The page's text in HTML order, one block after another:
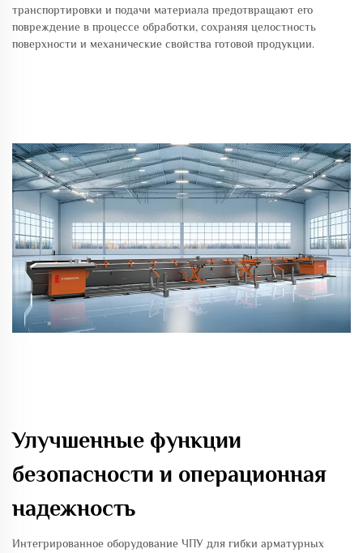
транспортировки и подачи материала предотвращают его
повреждение в процессе обработки, сохраняя целостность
поверхности и механические свойства готовой продукции.
Улучшенные функции
безопасности и операционная
надежность
Интегрированное оборудование ЧПУ для гибки арматурных